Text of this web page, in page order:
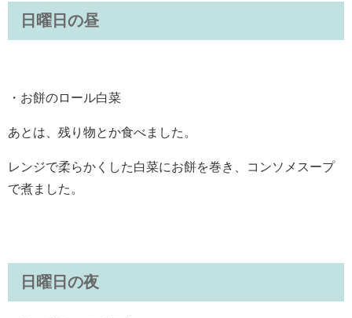
日曜日の昼
・お餅のロール白菜
あとは、残り物とか食べました。
レンジで柔らかくした白菜にお餅を巻き、コンソメスープ
で煮ました。
日曜日の夜